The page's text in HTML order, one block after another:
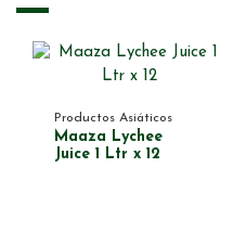
Productos Asiáticos
Maaza Lychee
Juice 1 Ltr x 12